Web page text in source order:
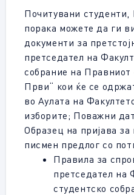
Почитувани студенти,
порака можете да ги
документи за
претседател на
собрание на Правниот
Први“ кои ќе се
во Аулата на
изборите; Поважни
Образец на пријава
писмен предлог со
Правила за
претседател на
студентско